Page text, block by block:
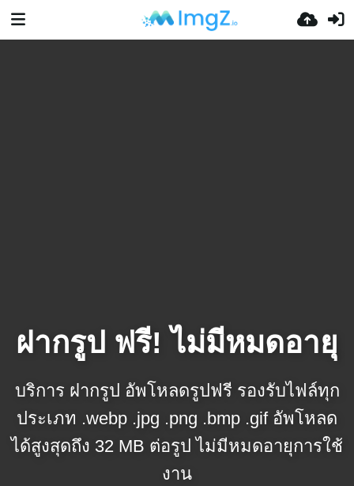
ฝากรูป ฟรี! ไม่มีหมดอายุ
บริการ ฝากรูป อัพโหลดรูปฟรี รองรับไฟล์ทุก
ประเภท .webp .jpg .png .bmp .gif อัพโหลด
ได้สูงสุดถึง 32 MB ต่อรูป ไม่มีหมดอายุการใช้
งาน